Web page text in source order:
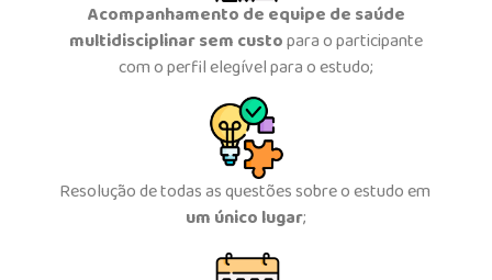
Acompanhamento de equipe de saúde
multidisciplinarsem custopara o participante
com o perfil elegível para o estudo;
Resolução de todas as questões sobre o estudo em
um único lugar;